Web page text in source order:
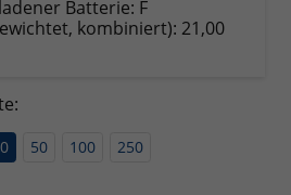
Batterie: F
kombiniert): 21,00
50 100 250